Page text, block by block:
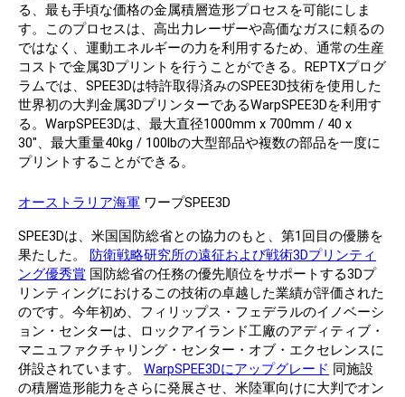
る、最も手頃な価格の金属積層造形プロセスを可能にしま
す。このプロセスは、高出力レーザーや高価なガスに頼るの
ではなく、運動エネルギーの力を利用するため、通常の生産
コストで金属3Dプリントを行うことができる。REPTXプログ
ラムでは、SPEE3Dは特許取得済みのSPEE3D技術を使用した
世界初の大判金属3DプリンターであるWarpSPEE3Dを利用す
る。WarpSPEE3Dは、最大直径1000mm x 700mm / 40 x
30"、最大重量40kg / 100lbの大型部品や複数の部品を一度に
プリントすることができる。
オーストラリア海軍 ワープSPEE3D
SPEE3Dは、米国国防総省との協力のもと、第1回目の優勝を
果たした。
防衛戦略研究所の遠征および戦術3Dプリンティ
ング優秀賞 国防総省の任務の優先順位をサポートする3Dプ
リンティングにおけるこの技術の卓越した業績が評価された
のです。今年初め、フィリップス・フェデラルのイノベーシ
ョン・センターは、ロックアイランド工廠のアディティブ・
マニュファクチャリング・センター・オブ・エクセレンスに
併設されています。WarpSPEE3Dにアップグレード 同施設
の積層造形能力をさらに発展させ、米陸軍向けに大判でオン